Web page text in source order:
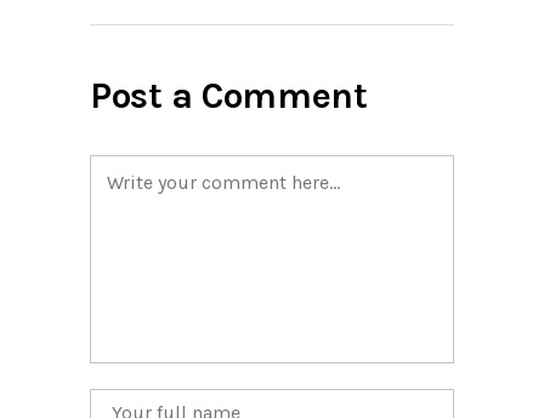
Post a Comment